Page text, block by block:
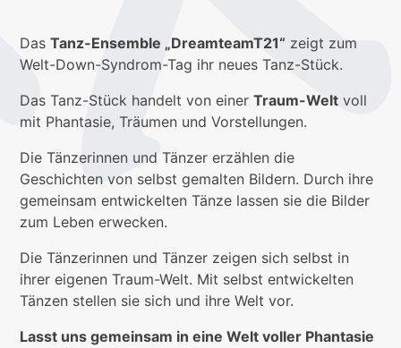
DasTanz-Ensemble „DreamteamT21“ zeigt zum
Welt-Down-Syndrom-Tag ihr neues Tanz-Stück.
Das Tanz-Stück handelt von einerTraum-Welt voll
mit Phantasie, Träumen und Vorstellungen.
Die Tänzerinnen und Tänzer erzählen die
Geschichten von selbst gemalten Bildern. Durch ihre
gemeinsam entwickelten Tänze lassen sie die Bilder
zum Leben erwecken.
Die Tänzerinnen und Tänzer zeigen sich selbst in
ihrer eigenen Traum-Welt. Mit selbst entwickelten
Tänzen stellen sie sich und ihre Welt vor.
Lasst uns gemeinsam in eine Welt voller Phantasie